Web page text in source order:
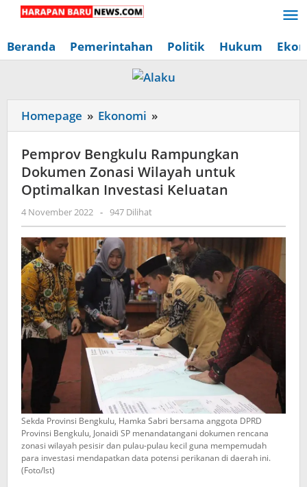
Lewati
konten
Beranda Pemerintahan Politik Hukum
Homepage » Ekonomi »
Bengkulu
Rampungkan
Dokumen
Zonasi
Optimalkan
Investasi
Keluatan
Pemprov Bengkulu Rampungkan
Dokumen Zonasi Wilayah untuk
Optimalkan Investasi Keluatan
4 November 2022 oleh
Redaksi
Harapan
Baru
News
- 947 Dilihat
Sekda Provinsi Bengkulu, Hamka Sabri bersama anggota DPRD
Provinsi Bengkulu, Jonaidi SP menandatangani dokumen rencana
zonasi wilayah pesisir dan pulau-pulau kecil guna mempemudah
para investasi mendapatkan data potensi perikanan di daerah ini.
(Foto/Ist)